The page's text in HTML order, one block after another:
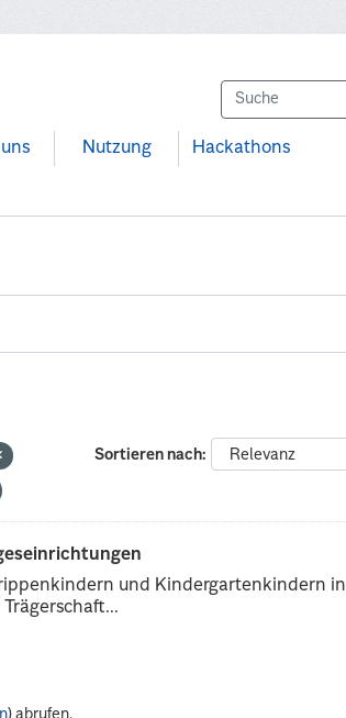
Nutzung Hackathons
Sortieren nach
und Kindergartenkindern in
) abrufen.